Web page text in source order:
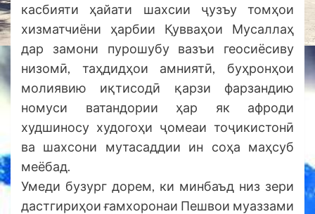
касбияти ҳайати шахсии ҷузъу томҳои
хизматчиёни ҳарбии Қувваҳои Мусаллаҳ
дар замони пурошубу вазъи геосиёсиву
низомӣ, таҳдидҳои амниятӣ, буҳронҳои
молиявию иқтисодӣ қарзи фарзандию
номуси ватандории ҳар як афроди
худшиносу худогоҳи ҷомеаи тоҷикистонӣ
ва шахсони мутасаддии ин соҳа маҳсуб
меёбад.
Умеди бузург дорем, ки минбаъд низ зери
дастгириҳои ғамхоронаи Пешвои муаззами